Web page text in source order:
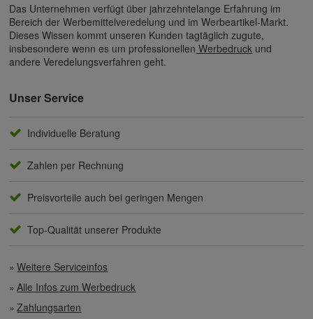
Das Unternehmen verfügt über jahrzehntelange Erfahrung im
Bereich der Werbemittelveredelung und im Werbeartikel-Markt.
Dieses Wissen kommt unseren Kunden tagtäglich zugute,
insbesondere wenn es um professionellen Werbedruck und
andere Veredelungsverfahren geht.
Unser Service
Individuelle Beratung
Zahlen per Rechnung
Preisvorteile auch bei geringen Mengen
Top-Qualität unserer Produkte
Weitere Serviceinfos
Alle Infos zum Werbedruck
Zahlungsarten